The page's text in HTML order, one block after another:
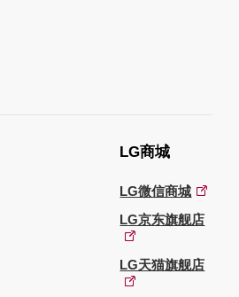
LG商城
LG微信商城
LG京东旗舰店
LG天猫旗舰店